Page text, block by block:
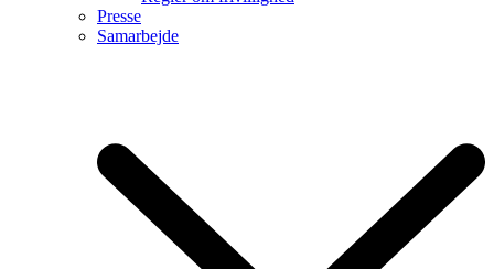
Presse
Samarbejde